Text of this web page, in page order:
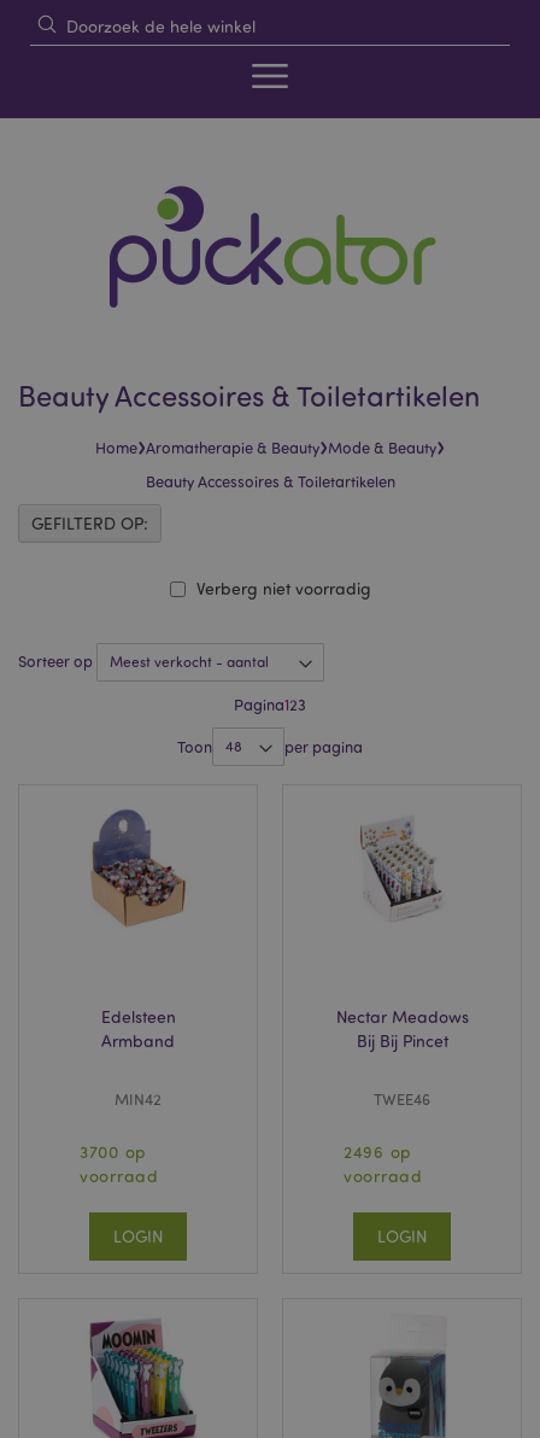
Beauty Accessoires & Toiletartikelen
Home›Aromatherapie & Beauty›Mode & Beauty›
Beauty Accessoires & Toiletartikelen
Sorteer op
Pagina123
Toon per pagina
Edelsteen
Armband
MIN42
3700 op
voorraad
LOGIN
Nectar Meadows
Bij Bij Pincet
TWEE46
2496 op
voorraad
LOGIN
Verberg niet voorradig
GEFILTERD OP: